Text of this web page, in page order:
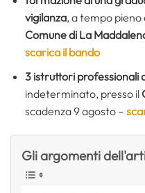
vigilanza, a tempo
Comune di La
scarica il bando
3 istruttori professionali
indeterminato, presso il
scadenza 9 agosto –
Gli argomenti